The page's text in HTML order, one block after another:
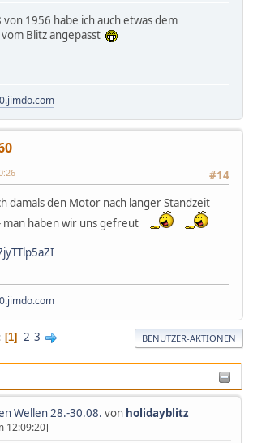
Wellen 28.-30.08. von holidayblitz
12:09:20]
von 1956 habe ich auch etwas dem
Blitz angepasst
#14
damals den Motor nach langer Standzeit
man haben wir uns gefreut
1 2 3 BENUTZER-AKTIONEN